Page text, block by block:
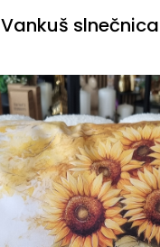
Vankuš